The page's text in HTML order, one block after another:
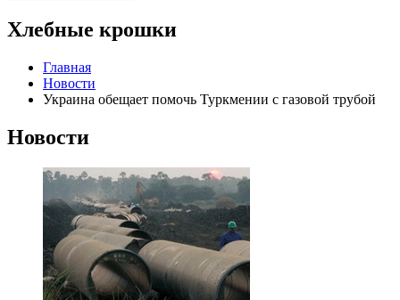
Хлебные крошки
Главная
Новости
Украина обещает помочь Туркмении с газовой трубой
Новости